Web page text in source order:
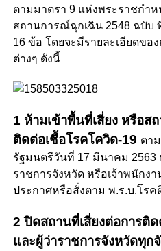
ตามมาตรา 9 แห่งพระราชกำ
สถานการณ์ฉุกเฉิน 2548 ฉบับ
16 ข้อ โดยจะมีรายละเอียดขอ
ต่างๆ ดังนี้
1 ห้ามเข้าพื้นที่เสี่ยง หรือส
ติดต่อเชื้อโรคโควิด-19 ตา
รัฐมนตรีวันที่ 17 มีนาคม 2563
ราชการจังหวัด หรือเจ้าพนักง
ประกาศหรือสั่งตาม พ.ร.บ.โรค
2 ปิดสถานที่เสี่ยงต่อการติ
และผู้ว่าราชการจังหวัดทุก